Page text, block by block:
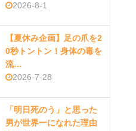
2026-8-1
【夏休み企画】足の爪を2
0秒トントン！身体の毒を
流…
2026-7-28
「明日死のう」と思った
男が世界一になれた理由